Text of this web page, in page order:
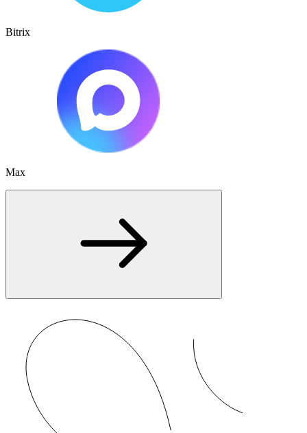
Bitrix
Max